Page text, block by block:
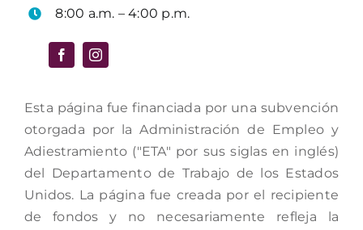
8:00 a.m. – 4:00 p.m.
Esta página fue financiada por una subvención
otorgada por la Administración de Empleo y
Adiestramiento ("ETA" por sus siglas en inglés)
del Departamento de Trabajo de los Estados
Unidos. La página fue creada por el recipiente
de fondos y no necesariamente refleja la